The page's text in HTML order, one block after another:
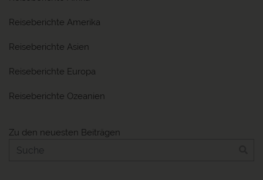
Reiseberichte Amerika
Reiseberichte Asien
Reiseberichte Europa
Reiseberichte Ozeanien
Zu den neuesten Beiträgen